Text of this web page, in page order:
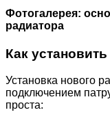
Фотогалерея:
радиатора
Как
Установка нового
подключением
проста: